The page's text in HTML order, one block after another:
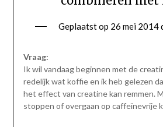
Geplaatst op 26 mei 2014
Vraag:
Ik wil vandaag beginnen met de
redelijk wat koffie en ik heb gelezen
het effect van creatine kan remmen.
stoppen of overgaan op caffeïnevrije